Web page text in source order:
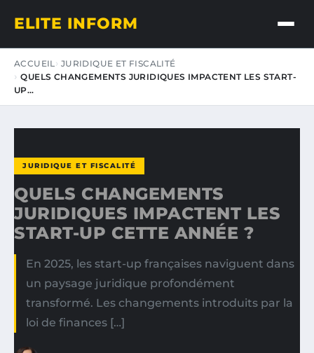
ELITE INFORM
ACCUEIL JURIDIQUE ET FISCALITÉ
QUELS CHANGEMENTS JURIDIQUES IMPACTENT LES START-
UP…
JURIDIQUE ET FISCALITÉ
QUELS CHANGEMENTS
JURIDIQUES IMPACTENT LES
START-UP CETTE ANNÉE ?
En 2025, les start-up françaises naviguent dans
un paysage juridique profondément
transformé. Les changements introduits par la
loi de finances […]